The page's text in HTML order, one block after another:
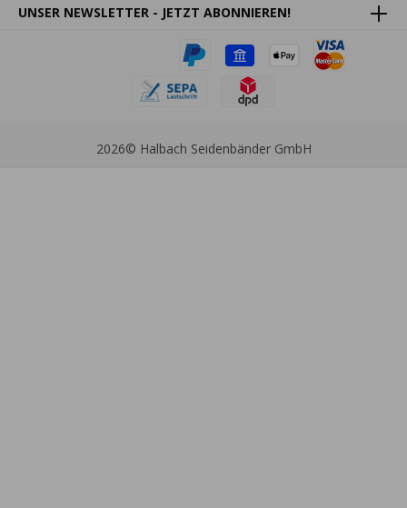
UNSER NEWSLETTER - JETZT ABONNIEREN!
2026© Halbach Seidenbänder GmbH